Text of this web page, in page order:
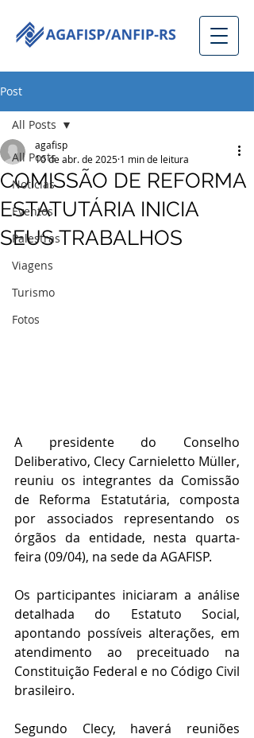
Post
All Posts
Notícias
Eventos
Palestras
Viagens
Turismo
Fotos
All Posts
COMISSÃO DE REFORMA
ESTATUTÁRIA INICIA
SEUS TRABALHOS
agafisp
10 de abr. de 2025 1 min de leitura
A presidente do Conselho
Deliberativo, Clecy Carnieletto Müller,
reuniu os integrantes da Comissão
de Reforma Estatutária, composta
por associados representando os
órgãos da entidade, nesta quarta-
feira (09/04), na sede da AGAFISP.
Os participantes iniciaram a análise
detalhada do Estatuto Social,
apontando possíveis alterações, em
atendimento ao preceituado na
Constituição Federal e no Código Civil
brasileiro.
Segundo Clecy, haverá reuniões